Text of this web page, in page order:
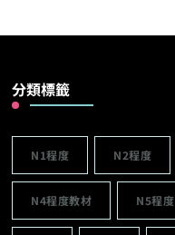
分類標籤
N1程度 N2程度
N4程度教材 N5程度